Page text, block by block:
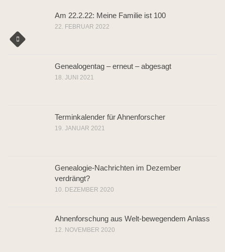
Am 22.2.22: Meine Familie ist 100
22. FEBRUAR 2022
Genealogentag – erneut – abgesagt
18. JUNI 2021
Terminkalender für Ahnenforscher
19. JANUAR 2021
Genealogie-Nachrichten im Dezember
verdrängt?
10. DEZEMBER 2020
Ahnenforschung aus Welt-bewegendem Anlass
12. NOVEMBER 2020